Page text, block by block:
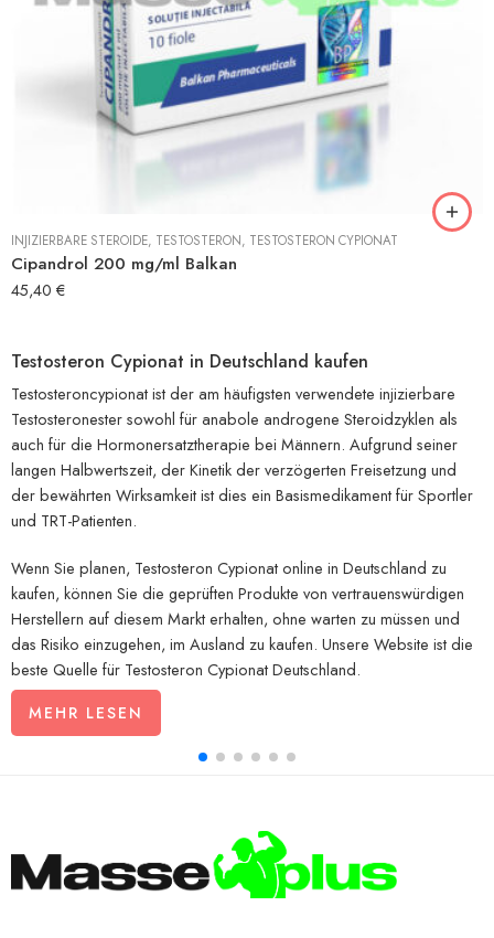
INJIZIERBARE STEROIDE, TESTOSTERON, TESTOSTERON CYPIONAT
Cipandrol 200 mg/ml Balkan
45,40 €
Testosteron Cypionat in Deutschland kaufen
Testosteroncypionat ist der am häufigsten verwendete injizierbare
Testosteronester sowohl für anabole androgene Steroidzyklen als
auch für die Hormonersatztherapie bei Männern. Aufgrund seiner
langen Halbwertszeit, der Kinetik der verzögerten Freisetzung und
der bewährten Wirksamkeit ist dies ein Basismedikament für Sportler
und TRT-Patienten.
Wenn Sie planen, Testosteron Cypionat online in Deutschland zu
kaufen, können Sie die geprüften Produkte von vertrauenswürdigen
Herstellern auf diesem Markt erhalten, ohne warten zu müssen und
das Risiko einzugehen, im Ausland zu kaufen. Unsere Website ist die
beste Quelle für Testosteron Cypionat Deutschland.
Deshalb sollten Sie in unserem Online-Shop einkaufen:
Authentische Produkte mit Chargennummer und korrektem Etikett.
Wettbewerbsfähige Preise für alle Marken und Konzentrationen.
AlleInjizierbare SteroideundOrale Steroide in
Erstausrüsterqualität und nach Reinheit an einem Platz.
MEHR LESEN